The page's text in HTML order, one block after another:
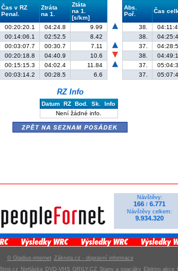
Čas v RZ
Penal.
Ztráta
na 1.
Ztáta
na 1.
[s/km]
Abs.
Poř.
Čas
00:20:20.1 04:24.8 9.99 38.
00:14:06.1 02:52.5 8.42 38.
00:03:07.7 00:30.7 7.11 37.
00:20:18.8 04:40.9 10.6 38.
00:15:15.3 04:02.4 11.84 37.
00:03:14.2 00:28.5 6.6 37.
RZ Info
Datum RZ Bod. Sk.
Info
Není žádné info.
zpět na seznam posádek
Návštěvy:
166 /6.771
Návštěvy celkem:
9.934.320
© Gladius-internet Zákruta.cz - dopravní informace
Netláska DVD-VHS GRILY.CZ Stany a spacáky Elektro akce